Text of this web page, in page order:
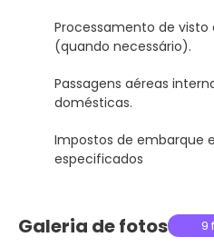
Processamento de visto
(quando necessário).
Passagens aéreas
domésticas.
Impostos de embarque
especificados
Galeria de fotos 9